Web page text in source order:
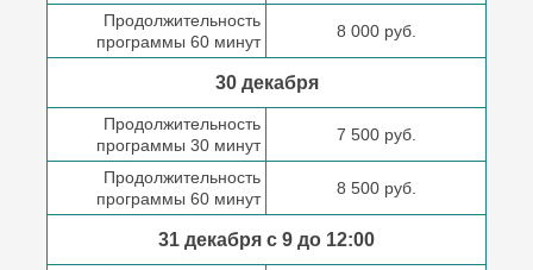
Продолжительность
программы 60 минут
8 000 руб.
30 декабря
Продолжительность
программы 30 минут
7 500 руб.
Продолжительность
программы 60 минут
8 500 руб.
31 декабря с 9 до 12:00